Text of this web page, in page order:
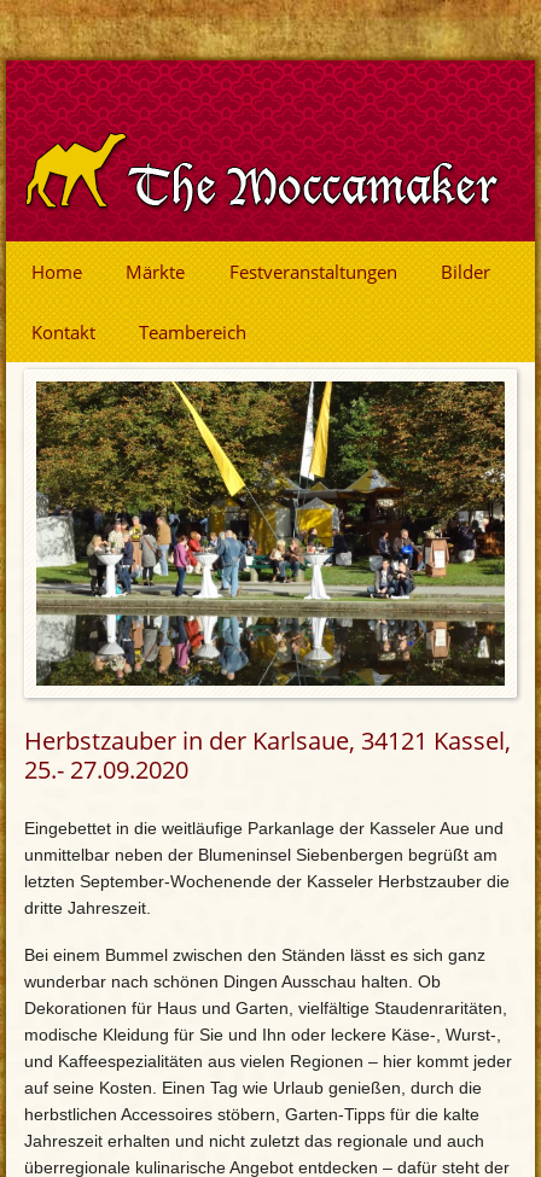
Home Märkte Festveranstaltungen Bilder
Kontakt Teambereich
Herbstzauber in der Karlsaue, 34121 Kassel,
25.- 27.09.2020
Eingebettet in die weitläufige Parkanlage der Kasseler Aue und
unmittelbar neben der Blumeninsel Siebenbergen begrüßt am
letzten September-Wochenende der Kasseler Herbstzauber die
dritte Jahreszeit.
Bei einem Bummel zwischen den Ständen lässt es sich ganz
wunderbar nach schönen Dingen Ausschau halten. Ob
Dekorationen für Haus und Garten, vielfältige Staudenraritäten,
modische Kleidung für Sie und Ihn oder leckere Käse-, Wurst-,
und Kaffeespezialitäten aus vielen Regionen – hier kommt jeder
auf seine Kosten. Einen Tag wie Urlaub genießen, durch die
herbstlichen Accessoires stöbern, Garten-Tipps für die kalte
Jahreszeit erhalten und nicht zuletzt das regionale und auch
überregionale kulinarische Angebot entdecken – dafür steht der